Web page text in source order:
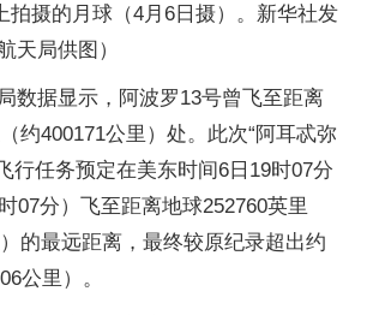
拍摄的月球（4月6日摄）。新华社发
天局供图）
数据显示，阿波罗13号曾飞至距离
约400171公里）处。此次“阿耳忒弥
行任务预定在美东时间6日19时07分
07分）飞至距离地球252760英里
）的最远距离，最终较原纪录超出约
公里）。